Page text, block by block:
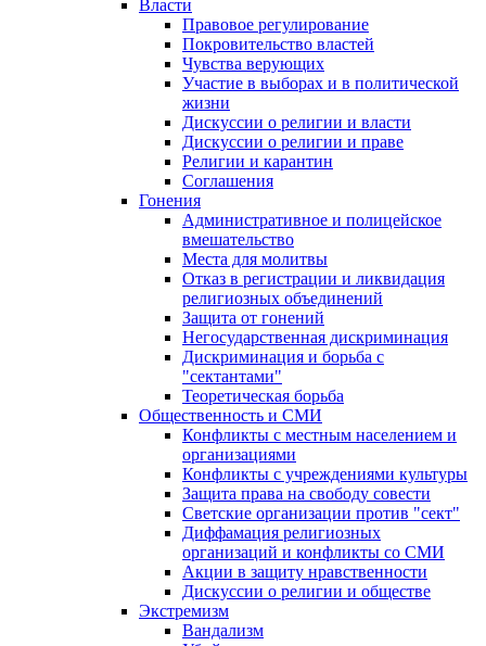
Власти
Правовое регулирование
Покровительство властей
Чувства верующих
Участие в выборах и в политической
жизни
Дискуссии о религии и власти
Дискуссии о религии и праве
Религии и карантин
Соглашения
Гонения
Административное и полицейское
вмешательство
Места для молитвы
Отказ в регистрации и ликвидация
религиозных объединений
Защита от гонений
Негосударственная дискриминация
Дискриминация и борьба с
"сектантами"
Теоретическая борьба
Общественность и СМИ
Конфликты с местным населением и
организациями
Конфликты с учреждениями культуры
Защита права на свободу совести
Светские организации против "сект"
Диффамация религиозных
организаций и конфликты со СМИ
Акции в защиту нравственности
Дискуссии о религии и обществе
Экстремизм
Вандализм